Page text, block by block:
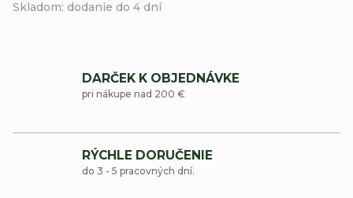
Skladom: dodanie do 4 dní
DARČEK K OBJEDNÁVKE
pri nákupe nad 200 €
RÝCHLE DORUČENIE
do 3 - 5 pracovných dní.